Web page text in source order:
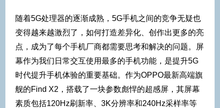
随着5G处理器的逐渐成熟，5G手机之间的竞争无疑也
变得越来越激烈了，如何打造差异化、创作出更多的亮
点，成为了每个手机厂商都需要思考和解决的问题。屏
幕作为我们日常交互使用最多的手机功能，是提升5G
时代提升手机体验的重要基础。作为OPPO最新高端旗
舰的Find X2，搭载了一块参数彪悍的超感屏，其屏幕
素质包括120Hz刷新率、3K分辨率和240Hz采样率等